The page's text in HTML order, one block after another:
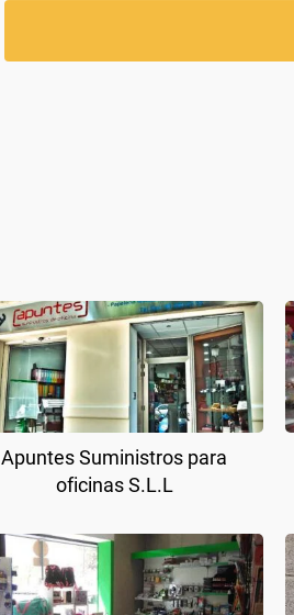
Apuntes Suministros para
oficinas S.L.L